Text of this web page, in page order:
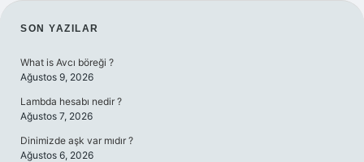
SIDEBAR
SON YAZILAR
What is Avcı böreği ?
Ağustos 9, 2026
Lambda hesabı nedir ?
Ağustos 7, 2026
Dinimizde aşk var mıdır ?
Ağustos 6, 2026